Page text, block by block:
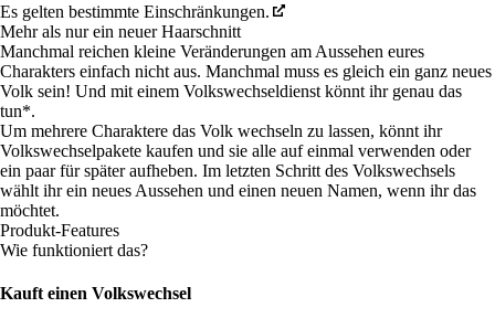
Es gelten bestimmte Einschränkungen.
Mehr als nur ein neuer Haarschnitt
Manchmal reichen kleine Veränderungen am Aussehen eures
Charakters einfach nicht aus. Manchmal muss es gleich ein ganz neues
Volk sein! Und mit einem Volkswechseldienst könnt ihr genau das
tun*.
Um mehrere Charaktere das Volk wechseln zu lassen, könnt ihr
Volkswechselpakete kaufen und sie alle auf einmal verwenden oder
ein paar für später aufheben. Im letzten Schritt des Volkswechsels
wählt ihr ein neues Aussehen und einen neuen Namen, wenn ihr das
möchtet.
Produkt-Features
Wie funktioniert das?
Kauft einen Volkswechsel